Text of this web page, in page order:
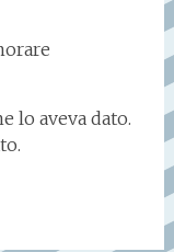
lo aveva dato.